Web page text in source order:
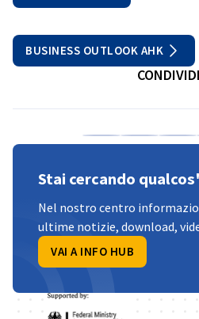
BUSINESS OUTLOOK AHK
Condividi su Facebook
Condividi su
Stai cercando
Nel nostro centro
ultime notizie, download,
VAI A INFO HUB
Partner